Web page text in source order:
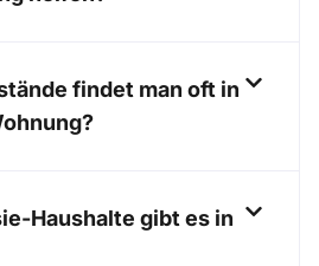
findet man oft in
Haushalte gibt es in